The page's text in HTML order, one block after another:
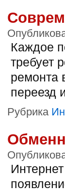
Каждое
требует
ремонта
переезд
Рубрика